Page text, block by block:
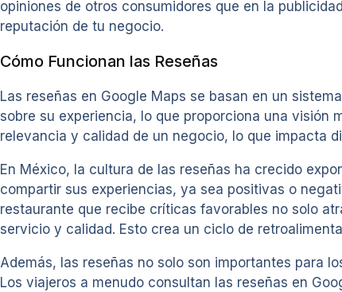
opiniones de otros consumidores que en la
reputación de tu negocio.
Cómo Funcionan las Reseñas
Las reseñas en Google Maps se basan en un
sobre su experiencia, lo que proporciona una visión
relevancia y calidad de un negocio, lo que impacta
En México, la cultura de las reseñas ha crecido
compartir sus experiencias, ya sea positivas o
restaurante que recibe críticas favorables no solo
servicio y calidad. Esto crea un ciclo de
Además, las reseñas no solo son importantes para
Los viajeros a menudo consultan las reseñas en